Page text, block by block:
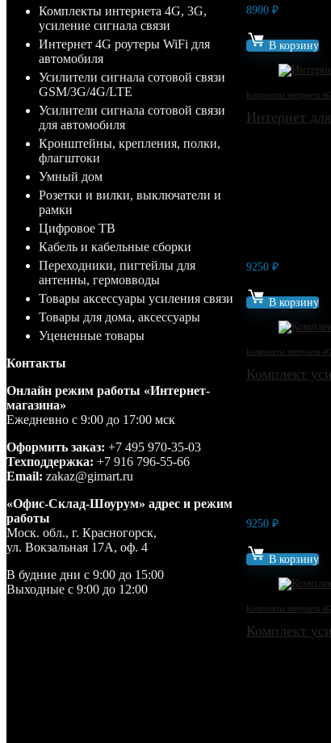
8900 ₽
В корзину
Комплекты интернета
Интернет
9250 ₽
В корзину
Комплекты интернета
Комплект
9250 ₽
В корзину
Комплекты интернета
Комплект
Комплекты интернета 4G, 3G,
усиление сигнала связи
Интернет 4G роутеры WiFi для
автомобиля
Усилители сигнала сотовой связи
GSM/3G/4G/LTE
Усилители сигнала сотовой связи
для автомобиля
Кронштейны, крепления, полки,
флагштоки
Умный дом
Розетки и вилки, выключатели и
рамки
Цифровое ТВ
Кабель и кабельные сборки
Переходники, пигтейлы для
антенны, гермовводы
Товары аксессуары усиления связи
Товары для дома, аксессуары
Уцененные товары
Контакты
Онлайн режим работы «Интернет-
магазина»
Ежедневно с 9:00 до 17:00 мск
Оформить заказ: +7 495 970-35-03
Техподдержка: +7 916 796-55-66
Email: zakaz@gimart.ru
«Офис-Склад-Шоурум» адрес и режим
работы
Моск. обл., г. Красногорск,
ул. Вокзальная 17А, оф. 4
В будние дни с 9:00 до 15:00
Выходные с 9:00 до 12:00